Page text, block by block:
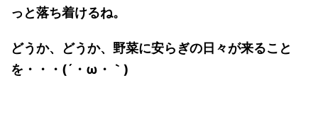
っと落ち着けるね。
どうか、どうか、野菜に安らぎの日々が来ること
を・・・(´・ω・｀)